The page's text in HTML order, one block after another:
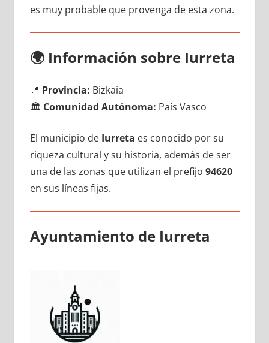
es muy probable quе provenga dе esta zona.
🌍 Información sobre Iurreta
📍 Provincia: Bizkaia
🏛️ Comunidad Autónoma: País Vasco
El municipio dе Iurreta es conocido pοr su
riqueza cultural у su historia, además dе ser
una dе las zonas quе utilizan el prefijo 94620
en sus líneas fijas.
Ayuntamiento dе Iurreta